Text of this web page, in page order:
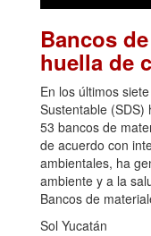
Bancos
huella de
En los últimos
Sustentable
53 bancos de
de acuerdo con
ambientales, ha
ambiente y a la
Bancos de
Sol Yucatán